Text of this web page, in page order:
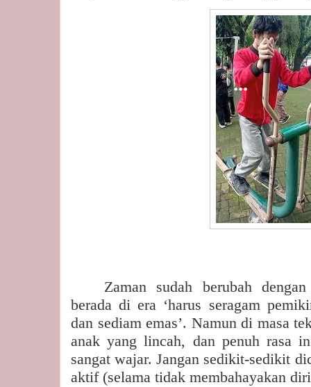
Zaman sudah berubah
berada di era ‘harus seragam
dan sediam emas’. Namun di masa
anak yang lincah, dan penuh rasa
sangat wajar. Jangan sedikit-sedikit
aktif (selama tidak membahayakan